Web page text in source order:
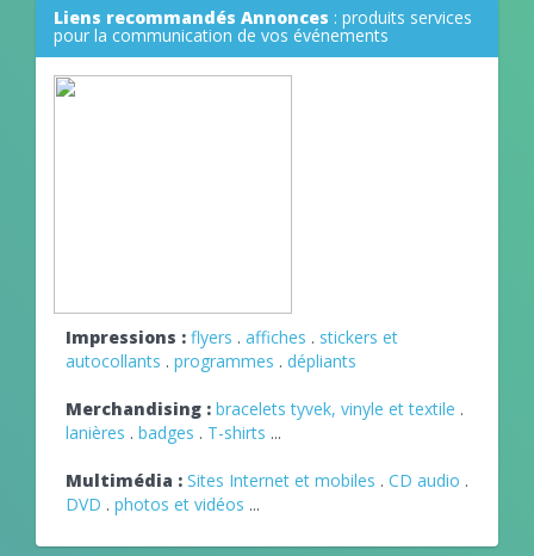
Liens recommandés Annonces : produits services
pour la communication de vos événements
Impressions : flyers . affiches . stickers et
autocollants . programmes . dépliants
Merchandising : bracelets tyvek, vinyle et textile .
lanières . badges . T-shirts ...
Multimédia : Sites Internet et mobiles . CD audio .
DVD . photos et vidéos ...